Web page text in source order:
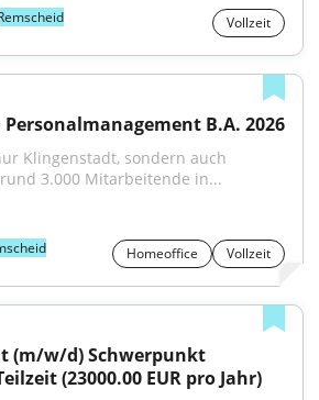
Vollzeit
B.A. 2026
Klingenstadt, sondern auch
3.000 Mitarbeitende in...
Homeoffice Vollzeit
(m/w/d) Schwerpunkt
(23000.00 EUR pro Jahr)